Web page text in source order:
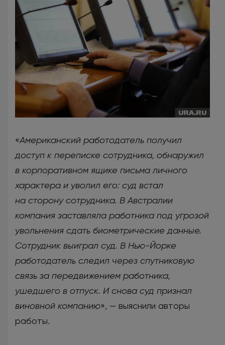
«Американский работодатель получил
доступ к переписке сотрудника, обнаружил
в корпоративном ящике письма личного
характера и уволил его: суд встал
на сторону сотрудника. В Австралии
компания заставляла работника под угрозой
увольнения сдать биометрические данные.
Сотрудник выиграл суд. В Нью-Йорке
работодатель следил через спутниковую
связь за передвижением работника,
ушедшего в отпуск. И снова суд признал
виновной компанию», — выяснили авторы
работы.